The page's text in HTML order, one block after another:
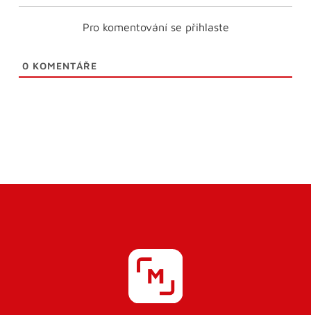
Pro komentování se přihlaste
0 KOMENTÁŘE